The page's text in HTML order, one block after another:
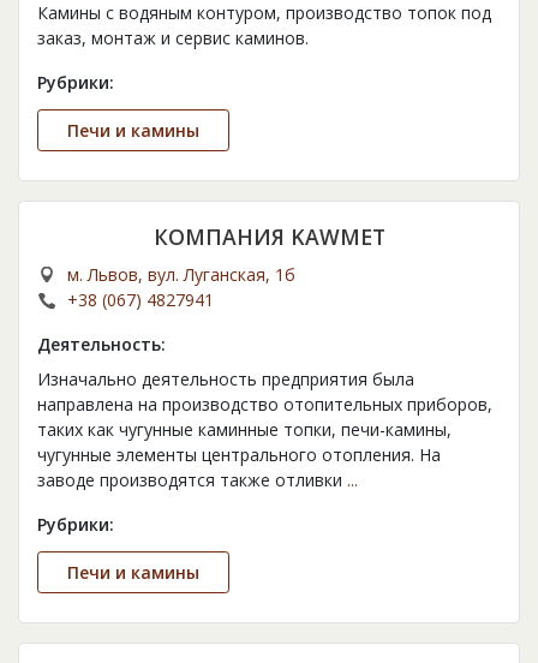
Камины с водяным контуром, производство топок под
заказ, монтаж и сервис каминов.
Рубрики:
Печи и камины
КОМПАНИЯ KAWMET
м. Львов, вул. Луганская, 1б
+38 (067) 4827941
Деятельность:
Изначально деятельность предприятия была
направлена на производство отопительных приборов,
таких как чугунные каминные топки, печи-камины,
чугунные элементы центрального отопления. На
заводе производятся также отливки ...
Рубрики:
Печи и камины